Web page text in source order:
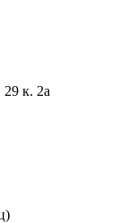
к. 2а